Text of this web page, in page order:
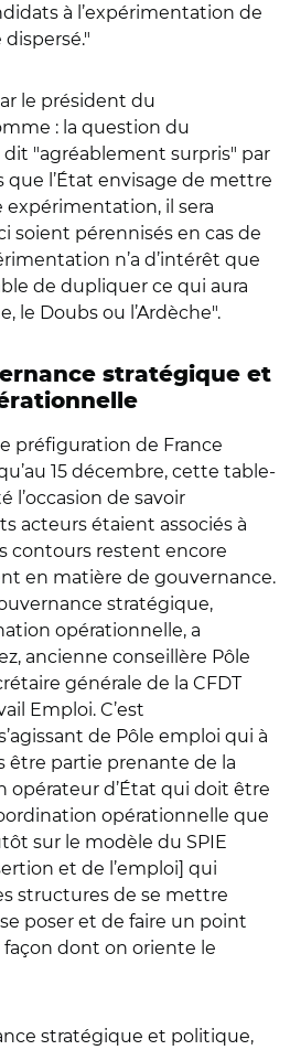
à l’expérimentation de
dispersé."
le président du
: la question du
dit "agréablement surpris" par
que l’État envisage de mettre
il sera
soient pérennisés en cas de
n’a d’intérêt que
de dupliquer ce qui aura
le Doubs ou l’Ardèche".
stratégique et
préfiguration de France
15 décembre, cette table-
l’occasion de savoir
acteurs étaient associés à
contours restent encore
en matière de gouvernance.
stratégique,
opérationnelle, a
ancienne conseillère Pôle
générale de la CFDT
Emploi. C’est
de Pôle emploi qui à
être partie prenante de la
opérateur d’État qui doit être
opérationnelle que
sur le modèle du SPIE
et de l’emploi] qui
structures de se mettre
poser et de faire un point
façon dont on oriente le
stratégique et politique,